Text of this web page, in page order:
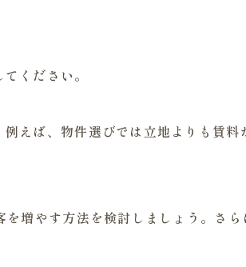
ください。
えば、物件選びでは立地よりも賃
増やす方法を検討しましょう。さ